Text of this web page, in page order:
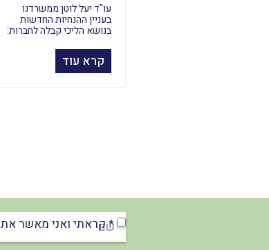
עו"ד יעל לוטן ממשרדנו
בעניין ההנחיות החדשות
בנושא הליכי קבלה לחברות:
קרא עוד
* קראתי ואני מאשר את